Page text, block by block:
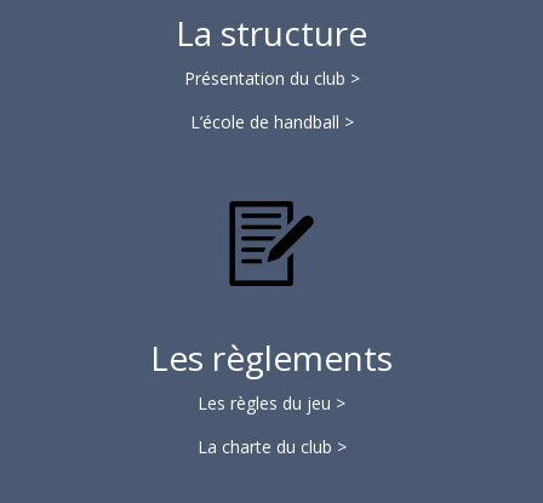
La structure
Présentation du club >
L’école de handball >
Les règlements
Les règles du jeu >
La charte du club >